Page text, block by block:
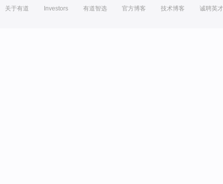
关于有道 Investors 有道智选 官方博客 技术博客 诚聘英才